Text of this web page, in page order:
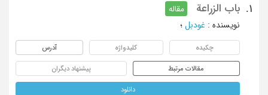
1. باب الزراعة
مقاله
نویسنده : غودبل ؛
چکیده کلیدواژه آدرس
مقالات مرتبط پیشنهاد دیگران
دانلود